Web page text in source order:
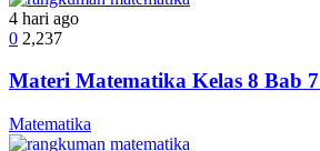
4 hari ago
0 2,237
Materi Matematika Kelas 8 Bab
Matematika